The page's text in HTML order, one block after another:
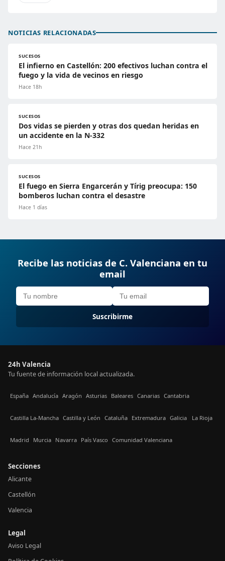
NOTICIAS RELACIONADAS
SUCESOS
El infierno en Castellón: 200 efectivos luchan contra el
fuego y la vida de vecinos en riesgo
Hace 18h
SUCESOS
Dos vidas se pierden y otras dos quedan heridas en
un accidente en la N-332
Hace 21h
SUCESOS
El fuego en Sierra Engarcerán y Tírig preocupa: 150
bomberos luchan contra el desastre
Hace 1 días
Recibe las noticias de C. Valenciana en tu
email
Suscribirme
24h Valencia
Tu fuente de información local actualizada.
España Andalucía Aragón Asturias Baleares Canarias Cantabria
Castilla La-Mancha Castilla y León Cataluña Extremadura Galicia La Rioja
Madrid Murcia Navarra País Vasco Comunidad Valenciana
Secciones
Alicante
Castellón
Valencia
Legal
Aviso Legal